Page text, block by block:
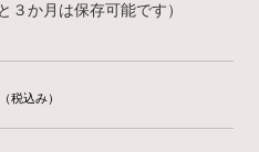
３か月は保存可能です）
（税込み）